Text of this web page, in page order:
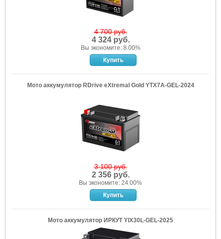
4 700 руб.
4 324 руб.
Вы экономите: 8.00%
Мото аккумулятор RDrive eXtremal Gold YTX7A-GEL-2024
3 100 руб.
2 356 руб.
Вы экономите: 24.00%
Мото аккумулятор ИРКУТ YIX30L-GEL-2025